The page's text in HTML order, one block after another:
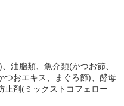
油脂類、魚介類(かつお節、
つおエキス、まぐろ節)、酵母
止剤(ミックストコフェロー